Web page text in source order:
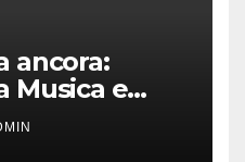
ancora:
Musica e